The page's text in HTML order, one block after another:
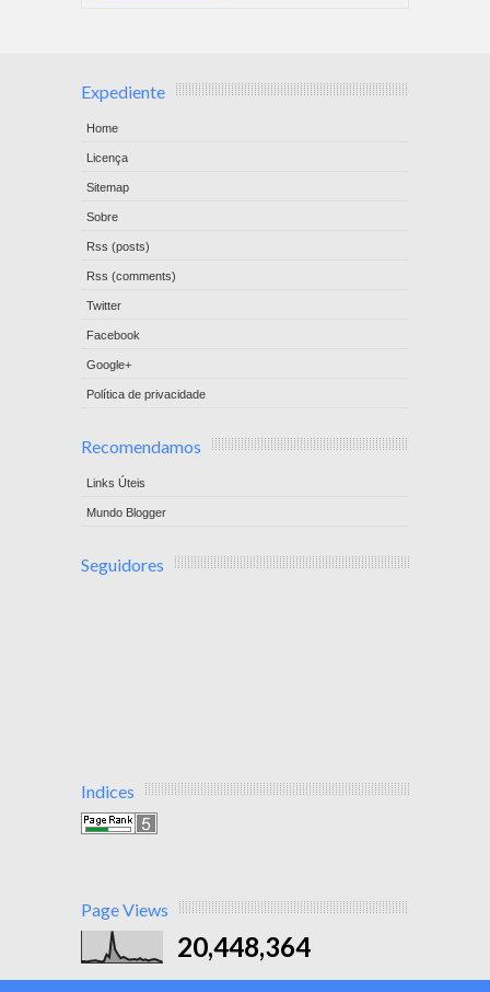
Expediente
Home
Licença
Sitemap
Sobre
Rss (posts)
Rss (comments)
Twitter
Facebook
Google+
Política de privacidade
Recomendamos
Links Úteis
Mundo Blogger
Seguidores
Indices
Page Views
20,448,364